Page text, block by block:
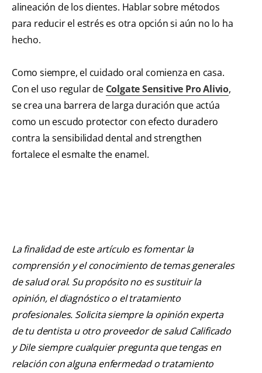
alineación de los dientes. Hablar sobre métodos
para reducir el estrés es otra opción si aún no lo ha
hecho.
Como siempre, el cuidado oral comienza en casa.
Con el uso regular de Colgate Sensitive Pro Alivio,
se crea una barrera de larga duración que actúa
como un escudo protector con efecto duradero
contra la sensibilidad dental and strengthen
fortalece el esmalte the enamel.
La finalidad de este artículo es fomentar la
comprensión y el conocimiento de temas generales
de salud oral. Su propósito no es sustituir la
opinión, el diagnóstico o el tratamiento
profesionales. Solicita siempre la opinión experta
de tu dentista u otro proveedor de salud Calificado
y Dile siempre cualquier pregunta que tengas en
relación con alguna enfermedad o tratamiento